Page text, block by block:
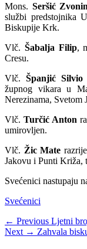
Mons. Seršić
službi predstojnika
Biskupije Krk.
Vlč. Šabalja Filip,
Cresu.
Vlč.Španjić Silvio
župnog vikara u
Nerezinama, Svetom
Vlč. Turčić Anton
umirovljen.
Vlč. Žic Mate
Jakovu i Punti Križa,
Svećenici nastupaju
Categories
Svećenici
Navigacija
objava
← Previous Previous
post:
Ljetni
Next → Next
Zahvala